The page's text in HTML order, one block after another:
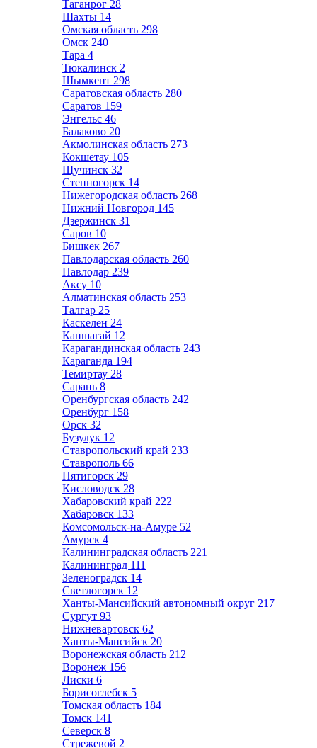
Таганрог 28
Шахты 14
Омская область 298
Омск 240
Тара 4
Тюкалинск 2
Шымкент 298
Саратовская область 280
Саратов 159
Энгельс 46
Балаково 20
Акмолинская область 273
Кокшетау 105
Щучинск 32
Степногорск 14
Нижегородская область 268
Нижний Новгород 145
Дзержинск 31
Саров 10
Бишкек 267
Павлодарская область 260
Павлодар 239
Аксу 10
Алматинская область 253
Талгар 25
Каскелен 24
Капшагай 12
Карагандинская область 243
Караганда 194
Темиртау 28
Сарань 8
Оренбургская область 242
Оренбург 158
Орск 32
Бузулук 12
Ставропольский край 233
Ставрополь 66
Пятигорск 29
Кисловодск 28
Хабаровский край 222
Хабаровск 133
Комсомольск-на-Амуре 52
Амурск 4
Калининградская область 221
Калининград 111
Зеленоградск 14
Светлогорск 12
Ханты-Мансийский автономный округ 217
Сургут 93
Нижневартовск 62
Ханты-Мансийск 20
Воронежская область 212
Воронеж 156
Лиски 6
Борисоглебск 5
Томская область 184
Томск 141
Северск 8
Стрежевой 2